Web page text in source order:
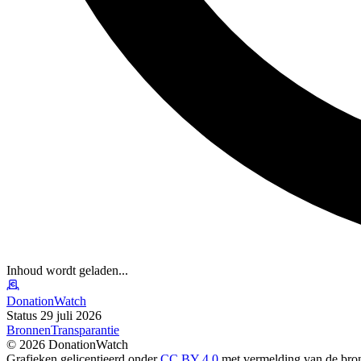
Inhoud wordt geladen...
DonationWatch
Status 29 juli 2026
BronnenTransparantie
© 2026 DonationWatch